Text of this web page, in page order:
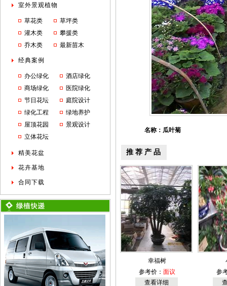
室外景观植物
草花类
草坪类
灌木类
攀援类
乔木类
最新苗木
经典案例
办公绿化
酒店绿化
商场绿化
医院绿化
节日花坛
庭院设计
绿化工程
绿地养护
屋顶花园
景观设计
立体花坛
精美花盆
花卉基地
合同下载
名称：瓜叶菊
推荐产品
幸福树
参考价： 面议
查看详细
参